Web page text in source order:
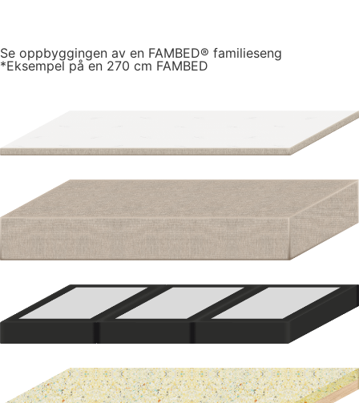
Se oppbyggingen av en FAMBED® familieseng
*Eksempel på en 270 cm FAMBED